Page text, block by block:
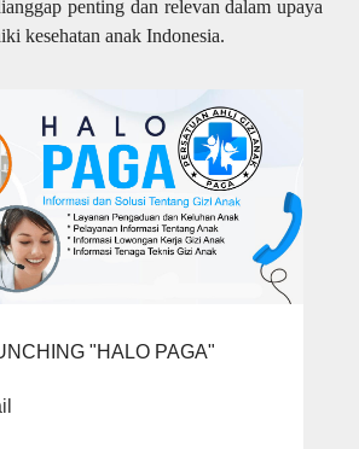
penting dan relevan dalam upaya
kesehatan anak Indonesia.
"HALO PAGA"